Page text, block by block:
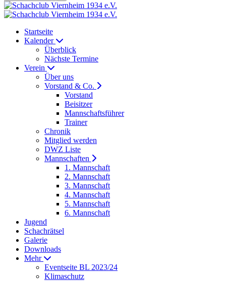
Startseite
Kalender
Überblick
Nächste Termine
Verein
Über uns
Vorstand & Co.
Vorstand
Beisitzer
Mannschaftsführer
Trainer
Chronik
Mitglied werden
DWZ Liste
Mannschaften
1. Mannschaft
2. Mannschaft
3. Mannschaft
4. Mannschaft
5. Mannschaft
6. Mannschaft
Jugend
Schachrätsel
Galerie
Downloads
Mehr
Eventseite BL 2023/24
Klimaschutz